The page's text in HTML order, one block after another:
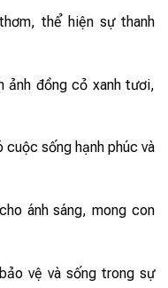
thể hiện sự thanh
ảnh đồng cỏ xanh tươi,
cuộc sống hạnh phúc và
ánh sáng, mong con
vệ và sống trong sự